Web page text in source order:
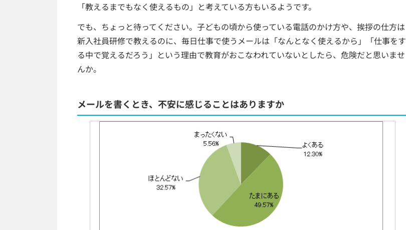
「教えるまでもなく使えるもの」と考えている方もいるようです。
でも、ちょっと待ってください。子どもの頃から使っている電話のかけ方や、挨拶の仕方は
新入社員研修で教えるのに、毎日仕事で使うメールは「なんとなく使えるから」「仕事をす
る中で覚えるだろう」という理由で教育がおこなわれていないとしたら、危険だと思いませ
んか。
メールを書くとき、不安に感じることはありますか